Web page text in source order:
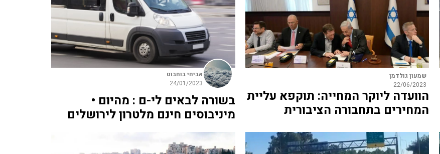
שמעון גולדמן
22/06/2023
הוועדה ליוקר המחייה: תוקפא עליית
המחירים בתחבורה הציבורית
אביחי בוחבוט
24/01/2023
בשורה לבאים לי-ם : מהיום •
מיניבוסים חינם מלטרון לירושלים